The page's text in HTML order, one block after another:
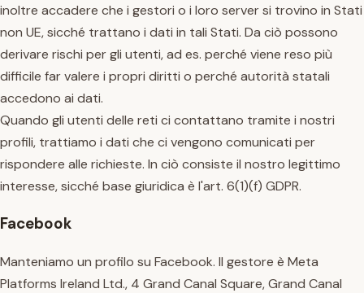
inoltre accadere che i gestori o i loro server si trovino in Stati
non UE, sicché trattano i dati in tali Stati. Da ciò possono
derivare rischi per gli utenti, ad es. perché viene reso più
difficile far valere i propri diritti o perché autorità statali
accedono ai dati.
Quando gli utenti delle reti ci contattano tramite i nostri
profili, trattiamo i dati che ci vengono comunicati per
rispondere alle richieste. In ciò consiste il nostro legittimo
interesse, sicché base giuridica è l'art. 6(1)(f) GDPR.
Facebook
Manteniamo un profilo su Facebook. Il gestore è Meta
Platforms Ireland Ltd., 4 Grand Canal Square, Grand Canal